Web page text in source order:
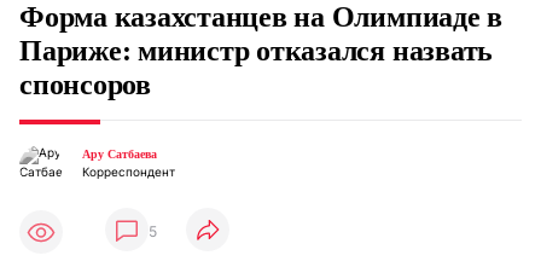
Форма казахстанцев на Олимпиаде в
Париже: министр отказался назвать
спонсоров
Ару Сатбаева
Корреспондент
5